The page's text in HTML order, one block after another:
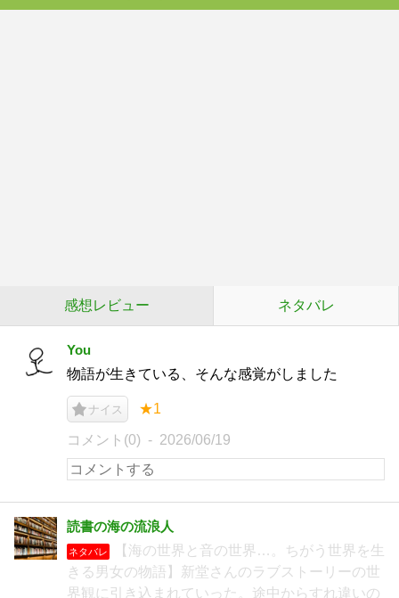
感想レビュー ネタバレ
You
物語が生きている、そんな感覚がしました
ナイス ★1
コメント(0) 2026/06/19
読書の海の流浪人
ネタバレ
【海の世界と音の世界…。ちがう世界を生
きる男女の物語】新堂さんのラブストーリーの世
界観に引き込まれていった。途中からすれ違いの